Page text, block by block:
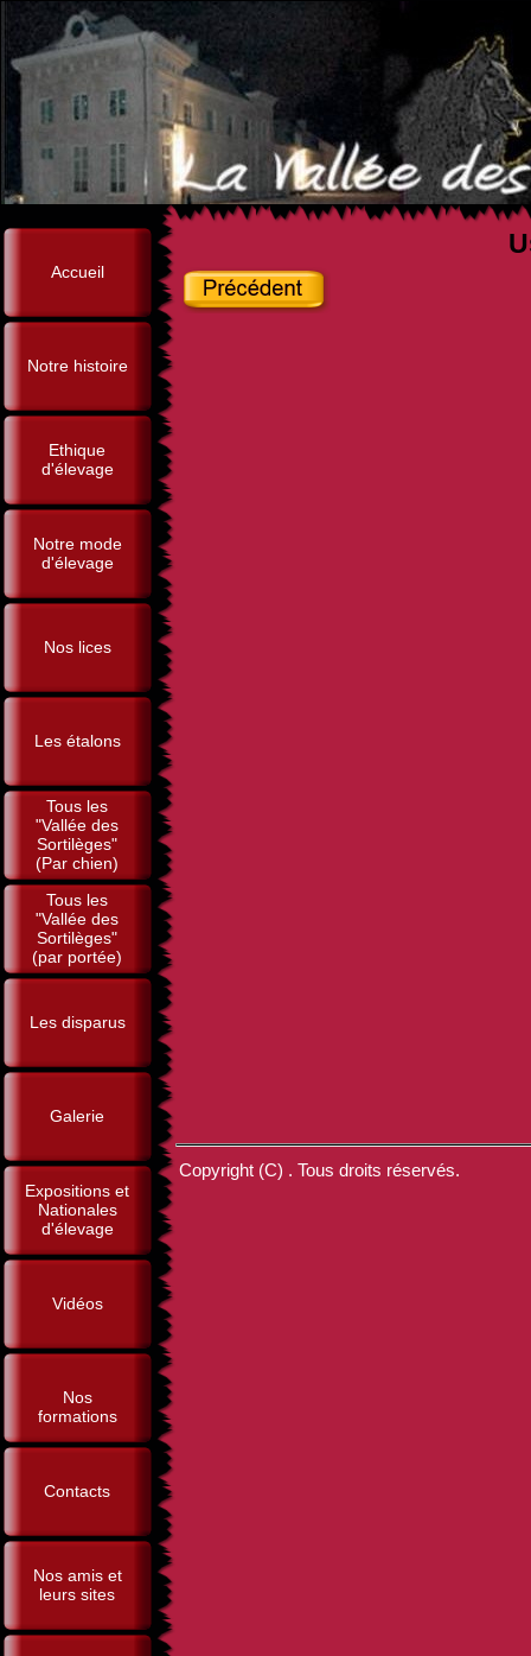
Accueil
Notre histoire
Ethique
d'élevage
Notre mode
d'élevage
Nos lices
Les étalons
Tous les
"Vallée des
Sortilèges"
(Par chien)
Tous les
"Vallée des
Sortilèges"
(par portée)
Les disparus
Galerie
Expositions et
Nationales
d'élevage
Vidéos
Nos
formations
Contacts
Nos amis et
leurs sites
Copyright (C) . Tous droits réservés.